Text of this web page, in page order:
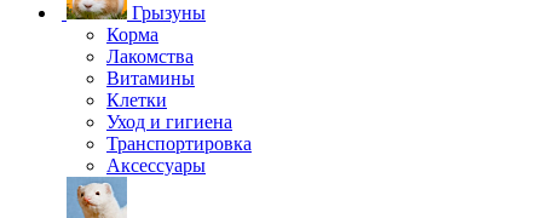
Грызуны
Корма
Лакомства
Витамины
Клетки
Уход и гигиена
Транспортировка
Аксессуары